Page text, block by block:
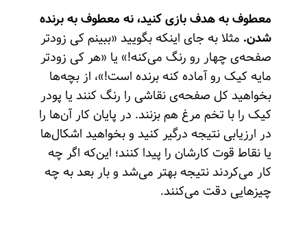
معطوف به هدف بازی کنید، نه معطوف به برنده
شدن. مثلا به جای اینکه بگویید «ببینم کی زودتر
صفحه‌ی چهار رو رنگ می‌کنه!» یا «هر کی زودتر
مایه کیک رو آماده کنه برنده است!»، از بچه‌ها
بخواهید کل صفحه‌ی نقاشی را رنگ کنند یا پودر
کیک را با تخم مرغ هم بزنند. در پایان کار آن‌ها را
در ارزیابی نتیجه درگیر کنید و بخواهید اشکال‌ها
یا نقاط قوت کارشان را پیدا کنند؛ این‌که اگر چه
کار می‌کردند نتیجه بهتر می‌شد و بار بعد به چه
چیزهایی دقت می‌کنند.